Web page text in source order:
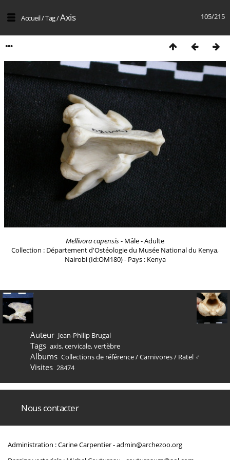
105/215
Accueil/Tag/Axis
Mellivora capensis- Mâle - Adulte
Collection : Département d'Ostéologie du Musée National du Kenya,
Nairobi (Id:OM180) - Pays : Kenya
Auteur Jean-Philip Brugal
Tags axis,cervicale,vertèbre
Albums Collections de référence/Carnivores/ Ratel ♂
Visites 28474
Nous contacter
Administration : Carine Carpentier -admin@archezoo.org